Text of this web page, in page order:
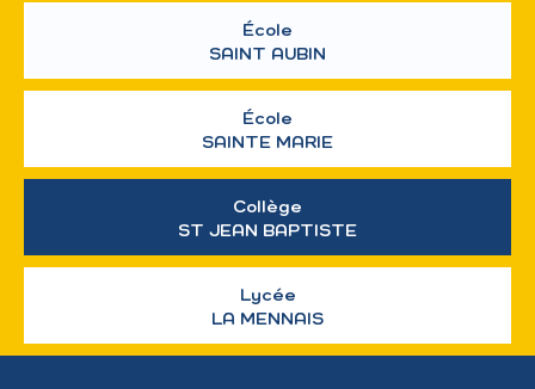
École
SAINT AUBIN
École
SAINTE MARIE
Collège
ST JEAN BAPTISTE
Lycée
LA MENNAIS